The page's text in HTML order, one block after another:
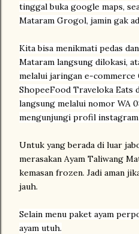
tinggal buka google maps,
Mataram Grogol, jamin gak
Kita bisa menikmati pedas
Mataram langsung dilokasi,
melalui jaringan e-commerce
ShopeeFood Traveloka Eats
langsung melalui nomor WA
mengunjungi profil instagram
Untuk yang berada di luar
merasakan Ayam Taliwang
kemasan frozen. Jadi aman
jauh.
Selain menu paket ayam
ayam utuh.